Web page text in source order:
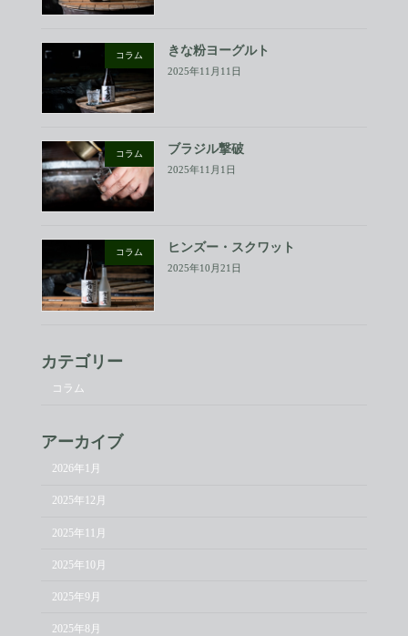
コラム きな粉ヨーグルト
2025年11月11日
コラム ブラジル撃破
2025年11月1日
コラム ヒンズー・スクワット
2025年10月21日
カテゴリー
コラム
アーカイブ
2026年1月
2025年12月
2025年11月
2025年10月
2025年9月
2025年8月